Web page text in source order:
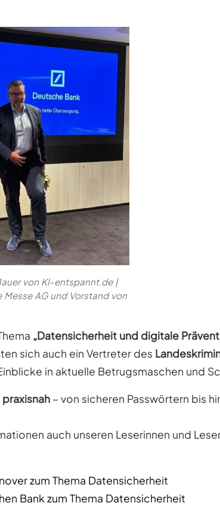
von KI-entspannt.de |
AG und Vorstand von
„Datensicherheit und digitale
sich auch ein Vertreter des
in aktuelle Betrugsmaschen und
– von sicheren Passwörtern bis
auch unseren Leserinnen und
zum Thema Datensicherheit
Bank zum Thema Datensicherheit